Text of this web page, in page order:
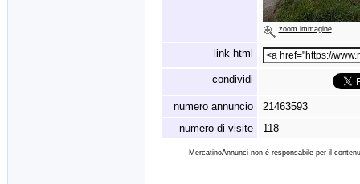
zoom immagine
link html
condividi
numero annuncio
21463593
numero di visite
118
MercatinoAnnunci non è responsabile per il